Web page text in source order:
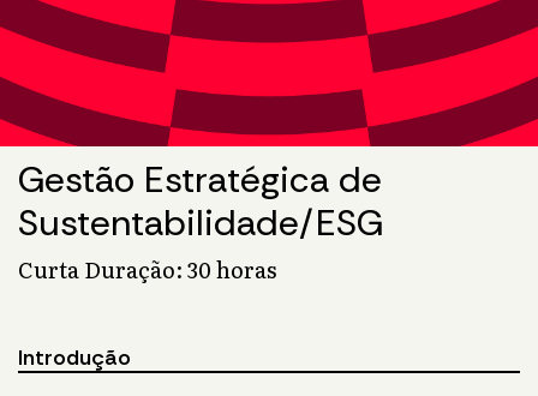
Gestão Estratégica de
Sustentabilidade/ESG
Curta Duração: 30 horas
Introdução